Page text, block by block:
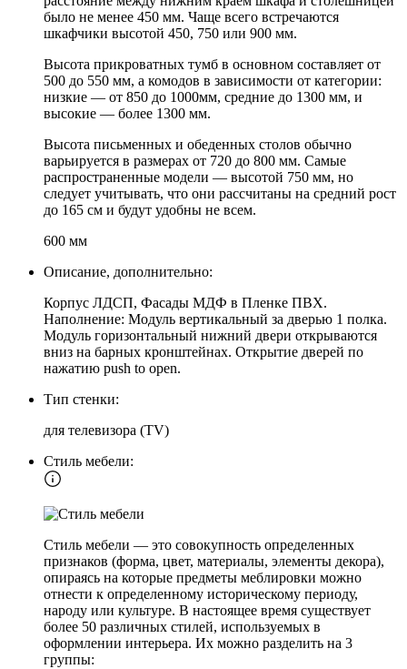
было не менее 450 мм. Чаще всего встречаются
шкафчики высотой 450, 750 или 900 мм.
Высота прикроватных тумб в основном составляет от
500 до 550 мм, а комодов в зависимости от категории:
низкие — от 850 до 1000мм, средние до 1300 мм, и
высокие — более 1300 мм.
Высота письменных и обеденных столов обычно
варьируется в размерах от 720 до 800 мм. Самые
распространенные модели — высотой 750 мм, но
следует учитывать, что они рассчитаны на средний рост
до 165 см и будут удобны не всем.
600 мм
Описание, дополнительно:
Корпус ЛДСП, Фасады МДФ в Пленке ПВХ.
Наполнение: Модуль вертикальный за дверью 1 полка.
Модуль горизонтальный нижний двери открываются
вниз на барных кронштейнах. Открытие дверей по
нажатию push to open.
Тип стенки:
для телевизора (TV)
Стиль мебели:
Стиль мебели — это совокупность определенных
признаков (форма, цвет, материалы, элементы декора),
опираясь на которые предметы меблировки можно
отнести к определенному историческому периоду,
народу или культуре. В настоящее время существует
более 50 различных стилей, используемых в
оформлении интерьера. Их можно разделить на 3
группы: